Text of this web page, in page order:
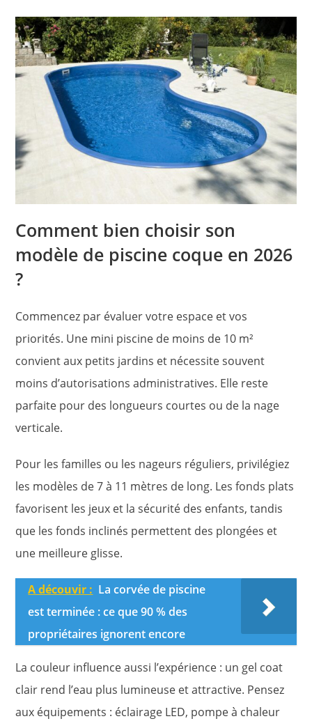
Comment bien choisir son
modèle de piscine coque en 2026
?
Commencez par évaluer votre espace et vos
priorités. Une mini piscine de moins de 10 m²
convient aux petits jardins et nécessite souvent
moins d’autorisations administratives. Elle reste
parfaite pour des longueurs courtes ou de la nage
verticale.
Pour les familles ou les nageurs réguliers, privilégiez
les modèles de 7 à 11 mètres de long. Les fonds plats
favorisent les jeux et la sécurité des enfants, tandis
que les fonds inclinés permettent des plongées et
une meilleure glisse.
A découvir : La corvée de piscine
est terminée : ce que 90 % des
propriétaires ignorent encore
La couleur influence aussi l’expérience : un gel coat
clair rend l’eau plus lumineuse et attractive. Pensez
aux équipements : éclairage LED, pompe à chaleur